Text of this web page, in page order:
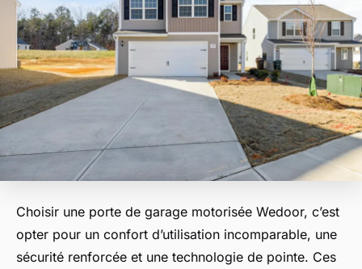
Choisir une porte de garage motorisée Wedoor, c’est
opter pour un confort d’utilisation incomparable, une
sécurité renforcée et une technologie de pointe. Ces